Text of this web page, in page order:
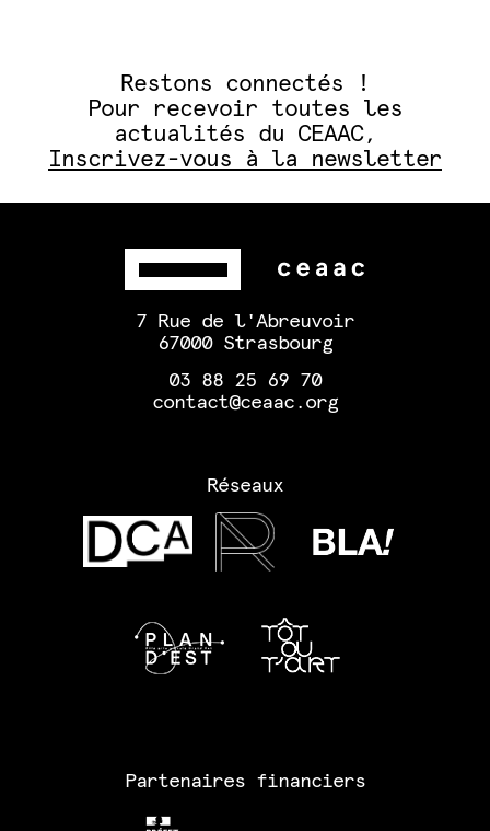
Restons connectés !
Pour recevoir toutes les
actualités du CEAAC,
Inscrivez-vous à la newsletter
7 Rue de l'Abreuvoir
67000 Strasbourg
03 88 25 69 70
contact@ceaac.org
Réseaux
Partenaires financiers